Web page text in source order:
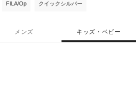
FILA/Op クイックシルバー
メンズ キッズ・ベビー